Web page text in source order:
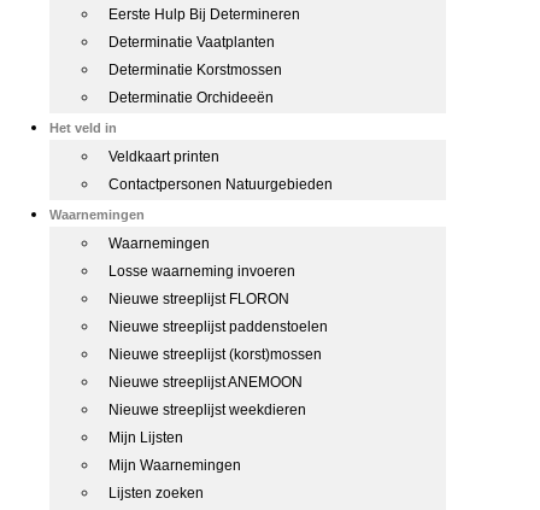
Eerste Hulp Bij Determineren
Determinatie Vaatplanten
Determinatie Korstmossen
Determinatie Orchideeën
Het veld in
Veldkaart printen
Contactpersonen Natuurgebieden
Waarnemingen
Waarnemingen
Losse waarneming invoeren
Nieuwe streeplijst FLORON
Nieuwe streeplijst paddenstoelen
Nieuwe streeplijst (korst)mossen
Nieuwe streeplijst ANEMOON
Nieuwe streeplijst weekdieren
Mijn Lijsten
Mijn Waarnemingen
Lijsten zoeken